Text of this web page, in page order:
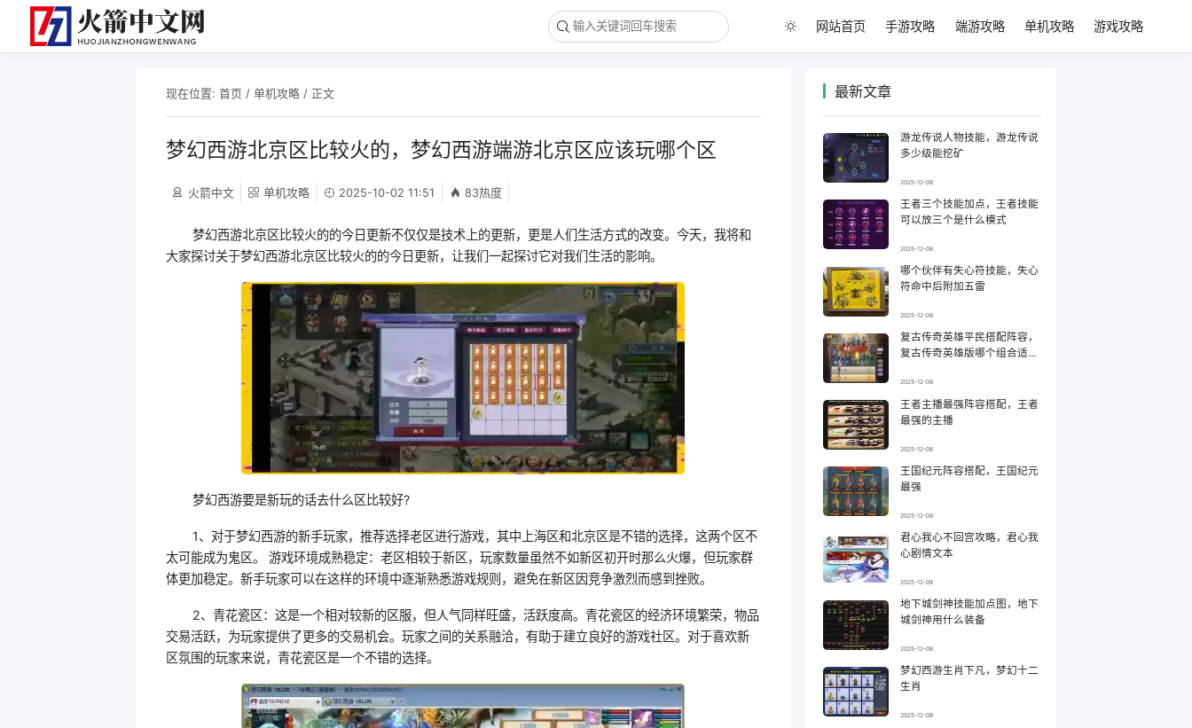
网站首页 手游攻略 端游攻略 单机攻略 游戏攻略
现在位置: 首页 / 单机攻略/ 正文
梦幻西游北京区比较火的，梦幻西游端游北京区应该玩哪个区
火箭中文 单机攻略 2025-10-02 11:51 83热度
梦幻西游北京区比较火的的今日更新不仅仅是技术上的更新，更是人们生活方式的改变。今天，我将和
大家探讨关于梦幻西游北京区比较火的的今日更新，让我们一起探讨它对我们生活的影响。
梦幻西游要是新玩的话去什么区比较好?
1、对于梦幻西游的新手玩家，推荐选择老区进行游戏，其中上海区和北京区是不错的选择，这两个区不
太可能成为鬼区。 游戏环境成熟稳定：老区相较于新区，玩家数量虽然不如新区初开时那么火爆，但玩家群
体更加稳定。新手玩家可以在这样的环境中逐渐熟悉游戏规则，避免在新区因竞争激烈而感到挫败。
2、青花瓷区：这是一个相对较新的区服，但人气同样旺盛，活跃度高。青花瓷区的经济环境繁荣，物品
交易活跃，为玩家提供了更多的交易机会。玩家之间的关系融洽，有助于建立良好的游戏社区。对于喜欢新
区氛围的玩家来说，青花瓷区是一个不错的选择。
最新文章
游龙传说人物技能，游龙传说
多少级能挖矿
2025-12-08
王者三个技能加点，王者技能
可以放三个是什么模式
2025-12-08
哪个伙伴有失心符技能，失心
符命中后附加五雷
2025-12-08
复古传奇英雄平民搭配阵容，
复古传奇英雄版哪个组合适合
2025-12-08
王者主播最强阵容搭配，王者
最强的主播
2025-12-08
王国纪元阵容搭配，王国纪元
最强
2025-12-08
君心我心不回宫攻略，君心我
心剧情文本
2025-12-08
地下城剑神技能加点图，地下
城剑神用什么装备
2025-12-08
梦幻西游生肖下凡，梦幻十二
生肖
2025-12-08